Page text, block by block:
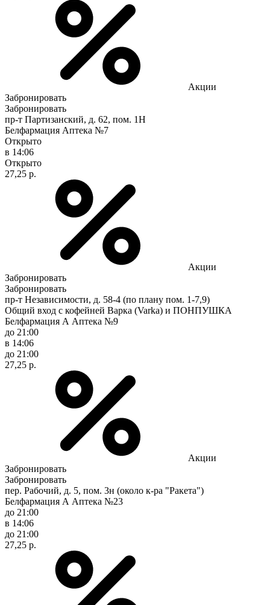
Акции
Забронировать
Забронировать
пр-т Партизанский, д. 62, пом. 1Н
Белфармация Аптека №7
Открыто
в 14:06
Открыто
27,25 р.
Акции
Забронировать
Забронировать
пр-т Независимости, д. 58-4 (по плану пом. 1-7,9)
Общий вход с кофейней Варка (Varka) и ПОНПУШКА
Белфармация А Аптека №9
до 21:00
в 14:06
до 21:00
27,25 р.
Акции
Забронировать
Забронировать
пер. Рабочий, д. 5, пом. 3н (около к-ра "Ракета")
Белфармация А Аптека №23
до 21:00
в 14:06
до 21:00
27,25 р.